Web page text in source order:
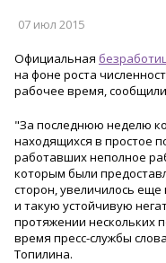
07 июл 2015
Официальная
на фоне роста
рабочее время,
"За последнюю неделю
находящихся в простое
работавших неполное
которым были
сторон, увеличилось
и такую устойчивую
протяжении нескольких
время пресс-службы
Топилина.